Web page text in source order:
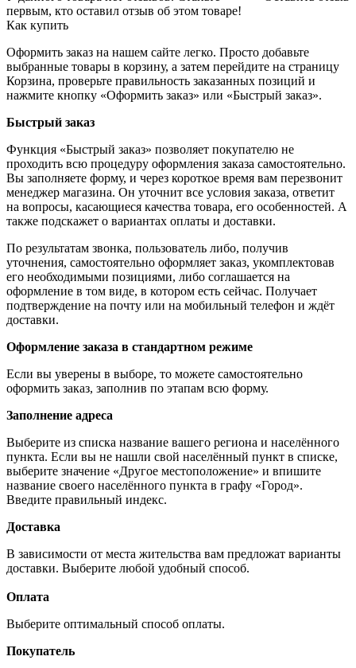
первым, кто оставил отзыв об этом товаре!
Как купить
Оформить заказ на нашем сайте легко. Просто добавьте
выбранные товары в корзину, а затем перейдите на страницу
Корзина, проверьте правильность заказанных позиций и
нажмите кнопку «Оформить заказ» или «Быстрый заказ».
Быстрый заказ
Функция «Быстрый заказ» позволяет покупателю не
проходить всю процедуру оформления заказа самостоятельно.
Вы заполняете форму, и через короткое время вам перезвонит
менеджер магазина. Он уточнит все условия заказа, ответит
на вопросы, касающиеся качества товара, его особенностей. А
также подскажет о вариантах оплаты и доставки.
По результатам звонка, пользователь либо, получив
уточнения, самостоятельно оформляет заказ, укомплектовав
его необходимыми позициями, либо соглашается на
оформление в том виде, в котором есть сейчас. Получает
подтверждение на почту или на мобильный телефон и ждёт
доставки.
Оформление заказа в стандартном режиме
Если вы уверены в выборе, то можете самостоятельно
оформить заказ, заполнив по этапам всю форму.
Заполнение адреса
Выберите из списка название вашего региона и населённого
пункта. Если вы не нашли свой населённый пункт в списке,
выберите значение «Другое местоположение» и впишите
название своего населённого пункта в графу «Город».
Введите правильный индекс.
Доставка
В зависимости от места жительства вам предложат варианты
доставки. Выберите любой удобный способ.
Оплата
Выберите оптимальный способ оплаты.
Покупатель